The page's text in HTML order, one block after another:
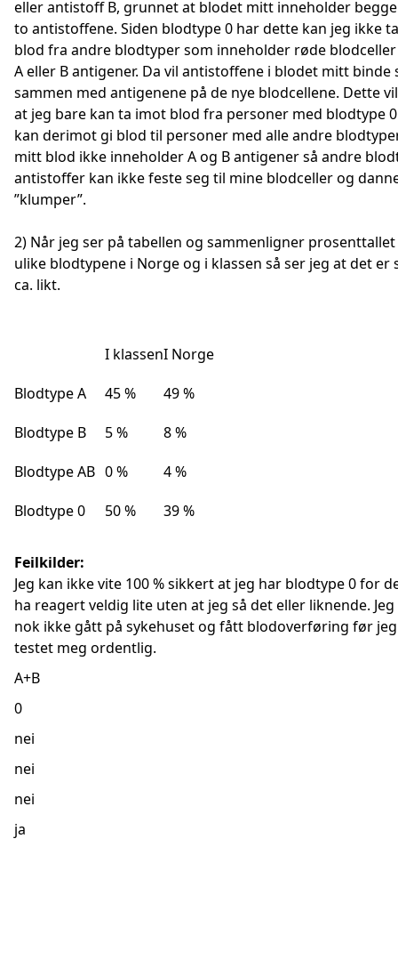
eller antistoff B, grunnet at blodet mitt inneholder
to antistoffene. Siden blodtype 0 har dette kan jeg ikke
blod fra andre blodtyper som inneholder røde
A eller B antigener. Da vil antistoffene i blodet mitt binde
sammen med antigenene på de nye blodcellene. Dette
at jeg bare kan ta imot blod fra personer med blodtype
kan derimot gi blod til personer med alle andre
mitt blod ikke inneholder A og B antigener så andre
antistoffer kan ikke feste seg til mine blodceller og
”klumper”.
2) Når jeg ser på tabellen og sammenligner prosenttallet
ulike blodtypene i Norge og i klassen så ser jeg at det er
ca. likt.
I klassenI Norge
Blodtype A
45 %
49 %
Blodtype B
5 %
8 %
Blodtype AB 0 %
4 %
Blodtype 0
50 % 39 %
Feilkilder:
Jeg kan ikke vite 100 % sikkert at jeg har blodtype 0 for
ha reagert veldig lite uten at jeg så det eller liknende. Jeg
nok ikke gått på sykehuset og fått blodoverføring før
testet meg ordentlig.
A+B
0
nei
nei
nei
ja